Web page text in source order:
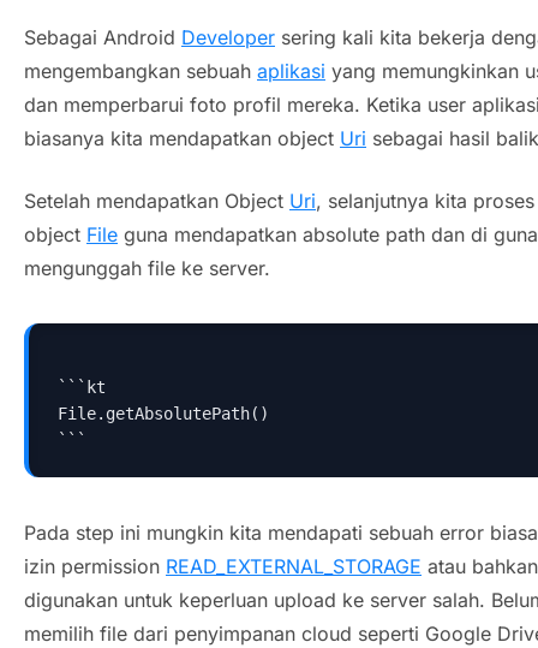
Sebagai Android Developer sering kali kita bekerja
mengembangkan sebuah aplikasi yang memungkinkan
dan memperbarui foto profil mereka. Ketika user
biasanya kita mendapatkan object Uri sebagai hasil
Setelah mendapatkan Object Uri, selanjutnya kita
object File guna mendapatkan absolute path dan di
mengunggah file ke server.
```kt
File.getAbsolutePath()
```
Pada step ini mungkin kita mendapati sebuah error
izin permission READ_EXTERNAL_STORAGE atau
digunakan untuk keperluan upload ke server salah.
memilih file dari penyimpanan cloud seperti Google